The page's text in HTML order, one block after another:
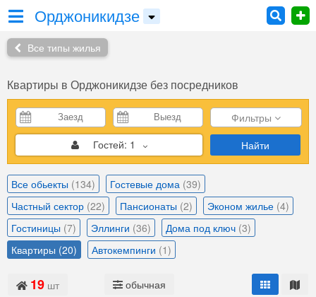
Орджоникидзе
Все типы жилья
Квартиры в Орджоникидзе без посредников
Фильтры
Гостей: 1 Найти
Все обьекты (134) Гостевые дома (39)
Частный сектор (22) Пансионаты (2) Эконом жилье (4)
Гостиницы (7) Эллинги (36) Дома под ключ (3)
Квартиры (20) Автокемпинги (1)
19 шт обычная